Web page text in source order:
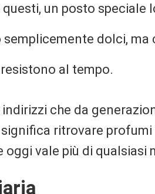
un posto speciale
semplicemente dolci,
al tempo.
che da
ritrovare
vale più di qualsiasi